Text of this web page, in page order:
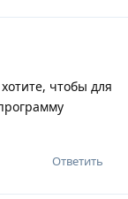
чтобы для
Ответить